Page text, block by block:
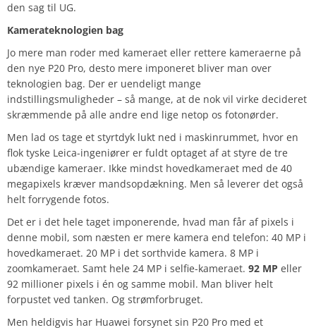
den sag til UG.
Kamerateknologien bag
Jo mere man roder med kameraet eller rettere kameraerne på
den nye P20 Pro, desto mere imponeret bliver man over
teknologien bag. Der er uendeligt mange
indstillingsmuligheder – så mange, at de nok vil virke decideret
skræmmende på alle andre end lige netop os fotonørder.
Men lad os tage et styrtdyk lukt ned i maskinrummet, hvor en
flok tyske Leica-ingeniører er fuldt optaget af at styre de tre
ubændige kameraer. Ikke mindst hovedkameraet med de 40
megapixels kræver mandsopdækning. Men så leverer det også
helt forrygende fotos.
Det er i det hele taget imponerende, hvad man får af pixels i
denne mobil, som næsten er mere kamera end telefon: 40 MP i
hovedkameraet. 20 MP i det sorthvide kamera. 8 MP i
zoomkameraet. Samt hele 24 MP i selfie-kameraet. 92 MP eller
92 millioner pixels i én og samme mobil. Man bliver helt
forpustet ved tanken. Og strømforbruget.
Men heldigvis har Huawei forsynet sin P20 Pro med et